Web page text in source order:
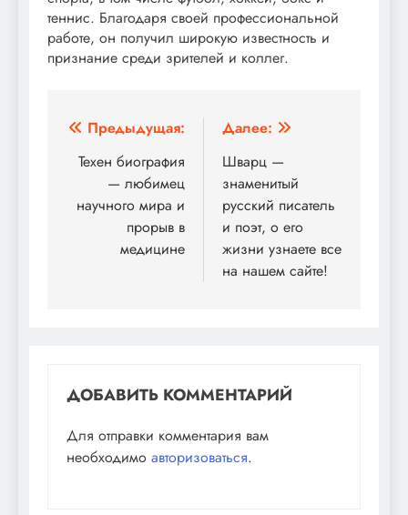
теннис. Благодаря своей профессиональной
работе, он получил широкую известность и
признание среди зрителей и коллег.
Навигация
по
записям
Предыдущая:
Техен биография
— любимец
научного мира и
прорыв в
медицине
Далее:
Шварц —
знаменитый
русский писатель
и поэт, о его
жизни узнаете все
на нашем сайте!
ДОБАВИТЬ КОММЕНТАРИЙ
Для отправки комментария вам
необходимо авторизоваться.